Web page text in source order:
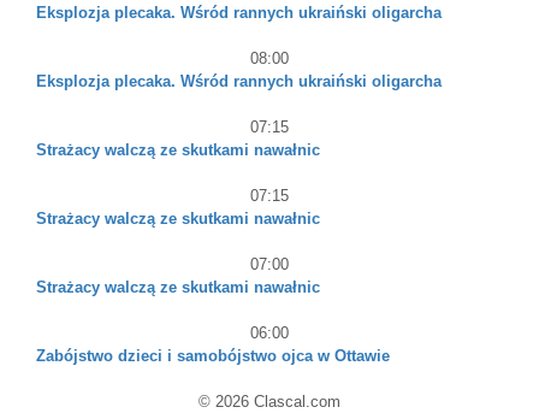
Eksplozja plecaka. Wśród rannych ukraiński oligarcha
08:00
Eksplozja plecaka. Wśród rannych ukraiński oligarcha
07:15
Strażacy walczą ze skutkami nawałnic
07:15
Strażacy walczą ze skutkami nawałnic
07:00
Strażacy walczą ze skutkami nawałnic
06:00
Zabójstwo dzieci i samobójstwo ojca w Ottawie
© 2026 Clascal.com